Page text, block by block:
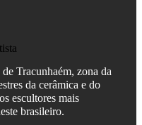
Tracunhaém, zona da
da cerâmica e do
escultores mais
brasileiro.